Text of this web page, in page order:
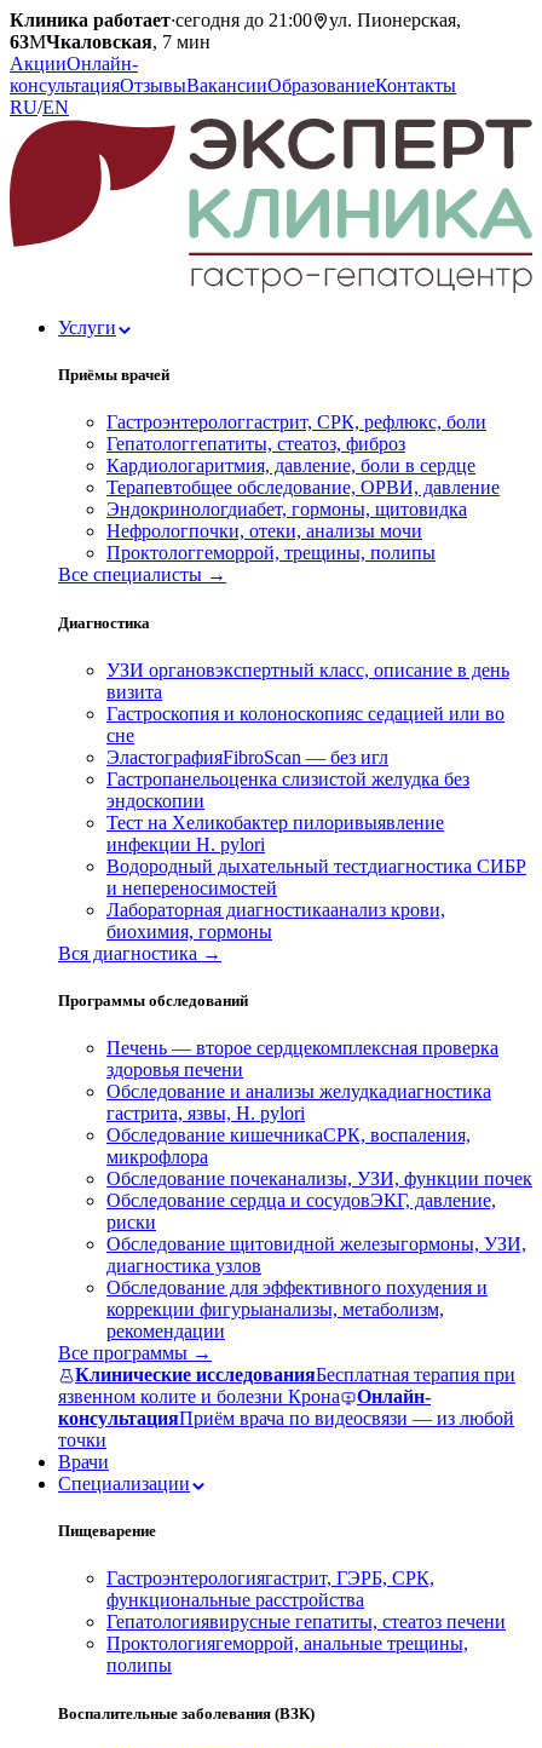
Клиника работает·сегодня до 21:00
ул. Пионерская,
63МЧкаловская, 7 мин
АкцииОнлайн-
консультацияОтзывыВакансииОбразованиеКонтакты
RU/EN
Услуги
Приёмы врачей
Гастроэнтерологгастрит, СРК, рефлюкс, боли
Гепатологгепатиты, стеатоз, фиброз
Кардиологаритмия, давление, боли в сердце
Терапевтобщее обследование, ОРВИ, давление
Эндокринологдиабет, гормоны, щитовидка
Нефрологпочки, отеки, анализы мочи
Проктологгеморрой, трещины, полипы
Все специалисты →
Диагностика
УЗИ органовэкспертный класс, описание в день
визита
Гастроскопия и колоноскопияс седацией или во
сне
ЭластографияFibroScan — без игл
Гастропанельоценка слизистой желудка без
эндоскопии
Тест на Хеликобактер пилоривыявление
инфекции H. pylori
Водородный дыхательный тестдиагностика СИБР
и непереносимостей
Лабораторная диагностикаанализ крови,
биохимия, гормоны
Вся диагностика →
Программы обследований
Печень — второе сердцекомплексная проверка
здоровья печени
Обследование и анализы желудкадиагностика
гастрита, язвы, H. pylori
Обследование кишечникаСРК, воспаления,
микрофлора
Обследование почеканализы, УЗИ, функции почек
Обследование сердца и сосудовЭКГ, давление,
риски
Обследование щитовидной железыгормоны, УЗИ,
диагностика узлов
Обследование для эффективного похудения и
коррекции фигурыанализы, метаболизм,
рекомендации
Все программы →
Клинические исследованияБесплатная терапия при
язвенном колите и болезни Крона
Онлайн-
консультацияПриём врача по видеосвязи — из любой
точки
Врачи
Специализации
Пищеварение
Гастроэнтерологиягастрит, ГЭРБ, СРК,
функциональные расстройства
Гепатологиявирусные гепатиты, стеатоз печени
Проктологиягеморрой, анальные трещины,
полипы
Воспалительные заболевания (ВЗК)